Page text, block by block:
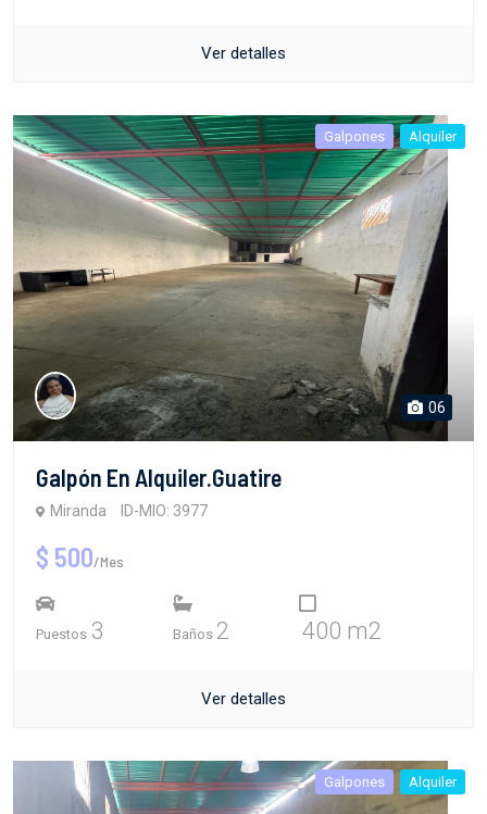
Ver detalles
Galpones Alquiler
06
Galpón En Alquiler.Guatire
Miranda ID-MIO: 3977
$ 500/Mes
Puestos 3 Baños 2 400 m2
Ver detalles
Galpones Alquiler